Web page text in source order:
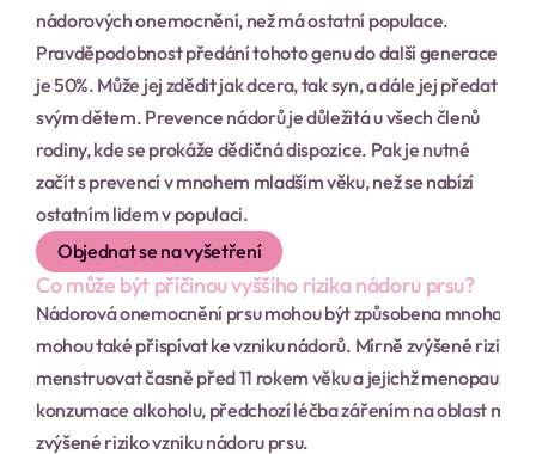
nádorových onemocnění, než má ostatní populace.
Pravděpodobnost předání tohoto genu do další generace
je 50%. Může jej zdědit jak dcera, tak syn, a dále jej předat
svým dětem. Prevence nádorů je důležitá u všech členů
rodiny, kde se prokáže dědičná dispozice. Pak je nutné
začít s prevencí v mnohem mladším věku, než se nabízí
ostatním lidem v populaci.
Objednat se na vyšetření
Co může být příčinou vyššího rizika nádoru prsu?
Nádorová onemocnění prsu mohou být způsobena mnoha
mohou také přispívat ke vzniku nádorů. Mírně zvýšené riziko
menstruovat časně před 11 rokem věku a jejichž
konzumace alkoholu, předchozí léčba zářením na oblast
zvýšené riziko vzniku nádoru prsu.